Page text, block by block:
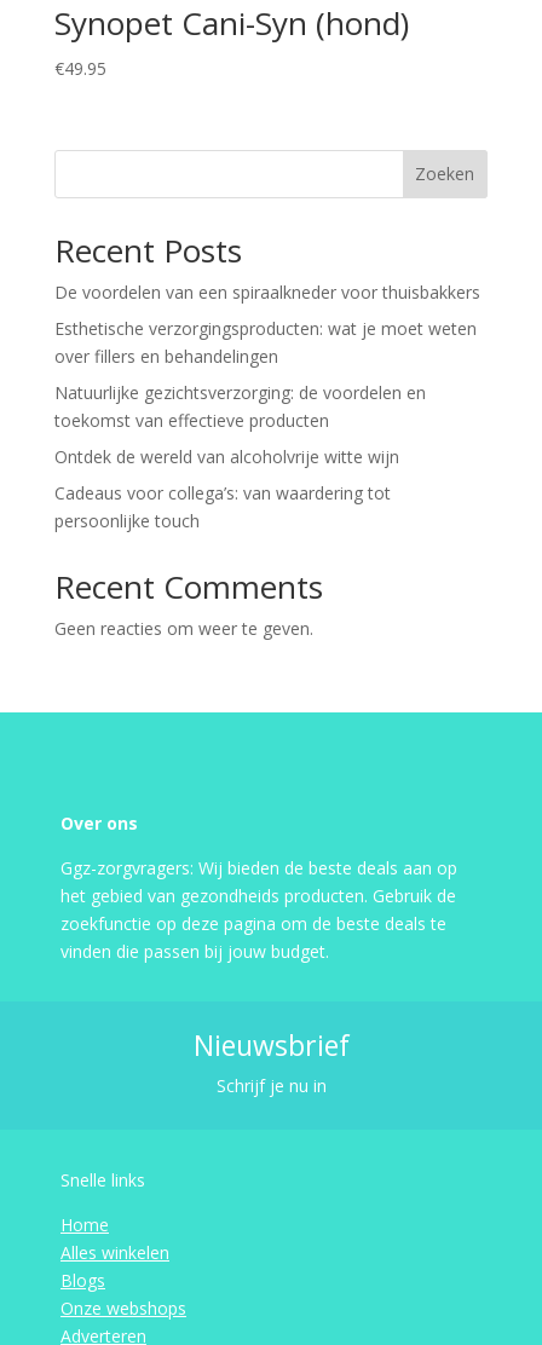
Synopet Cani-Syn (hond)
€49.95
Zoeken
Recent Posts
De voordelen van een spiraalkneder voor thuisbakkers
Esthetische verzorgingsproducten: wat je moet weten
over fillers en behandelingen
Natuurlijke gezichtsverzorging: de voordelen en
toekomst van effectieve producten
Ontdek de wereld van alcoholvrije witte wijn
Cadeaus voor collega’s: van waardering tot
persoonlijke touch
Recent Comments
Geen reacties om weer te geven.
Over ons
Ggz-zorgvragers: Wij bieden de beste deals aan op
het gebied van gezondheids producten. Gebruik de
zoekfunctie op deze pagina om de beste deals te
vinden die passen bij jouw budget.
Nieuwsbrief
Schrijf je nu in
Snelle links
Home
Alles winkelen
Blogs
Onze webshops
Adverteren